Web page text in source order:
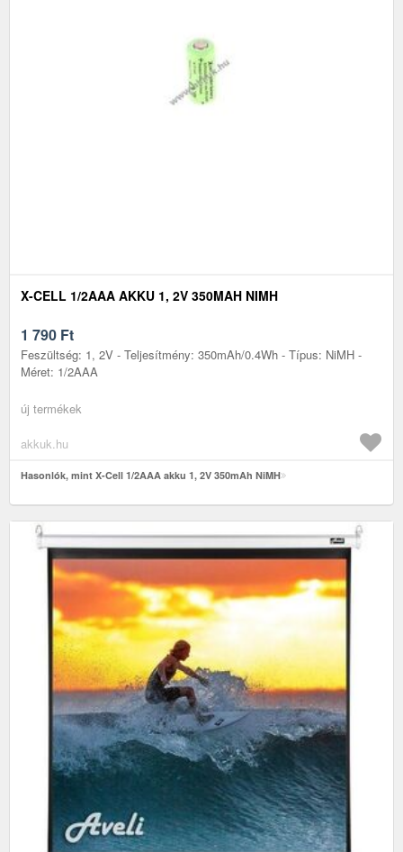
X-CELL 1/2AAA AKKU 1, 2V 350MAH NIMH
1 790 Ft
Feszültség: 1, 2V - Teljesítmény: 350mAh/0.4Wh - Típus: NiMH -
Méret: 1/2AAA
új termékek
akkuk.hu
Hasonlók, mint X-Cell 1/2AAA akku 1, 2V 350mAh NiMH